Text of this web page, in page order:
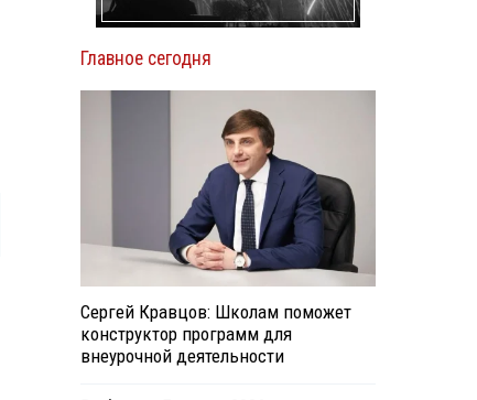
Главное сегодня
Сергей Кравцов: Школам поможет
конструктор программ для
внеурочной деятельности